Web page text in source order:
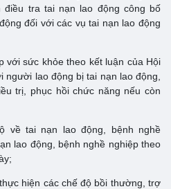
tra tai nạn lao động công bố
đối với các vụ tai nạn lao động
với sức khỏe theo kết luận của Hội
người lao động bị tai nạn lao động,
trị, phục hồi chức năng nếu còn
về tai nạn lao động, bệnh nghề
lao động, bệnh nghề nghiệp theo
hiện các chế độ bồi thường, trợ